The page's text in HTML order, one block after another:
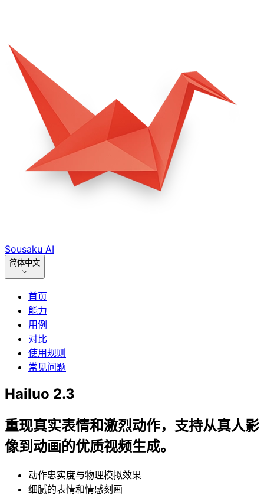
Sousaku AI
简体中文
首页
能力
用例
对比
使用规则
常见问题
Hailuo 2.3
重现真实表情和激烈动作，支持从真人影
像到动画的优质视频生成。
动作忠实度与物理模拟效果
细腻的表情和情感刻画